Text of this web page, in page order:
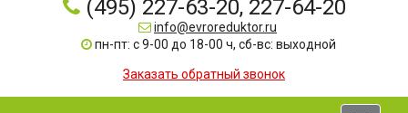
(495) 227-63-20, 227-64-20
info@evroreduktor.ru
пн-пт: с 9-00 до 18-00 ч, сб-вс: выходной
Заказать обратный звонок